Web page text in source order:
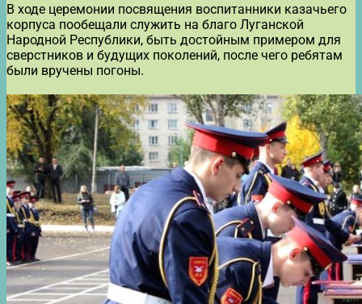
В ходе церемонии посвящения воспитанники казачьего
корпуса пообещали служить на благо Луганской
Народной Республики, быть достойным примером для
сверстников и будущих поколений, после чего ребятам
были вручены погоны.